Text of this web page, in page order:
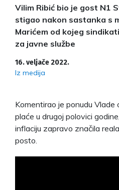
Vilim Ribić bio je gost N1
stigao nakon sastanka s
Marićem od kojeg
za javne službe
16. veljače 2022.
Iz medija
Komentirao je ponudu
plaće u drugoj polovici
inflaciju zapravo značila
posto.